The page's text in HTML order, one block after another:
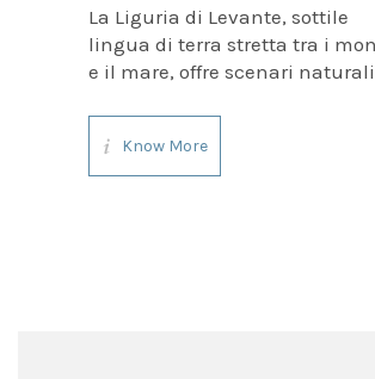
La Liguria di Levante, sottile
lingua di terra stretta tra i
e il mare, offre scenari
ed indimenticabile questo
paesaggio hanno contribuito
Know More